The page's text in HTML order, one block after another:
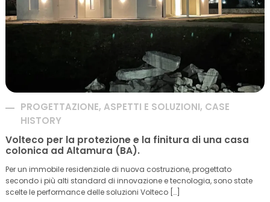
PROGETTAZIONE, ASPETTI E SOLUZIONI, CASE
HISTORY
Volteco per la protezione e la finitura di una casa
colonica ad Altamura (BA).
Per un immobile residenziale di nuova costruzione, progettato
secondo i più alti standard di innovazione e tecnologia, sono state
scelte le performance delle soluzioni Volteco […]